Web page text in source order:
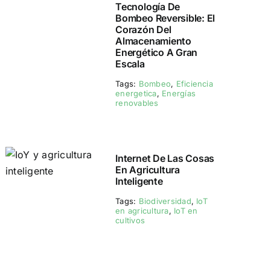
Tecnología De
Bombeo Reversible: El
Corazón Del
Almacenamiento
Energético A Gran
Escala
Tags: Bombeo, Eficiencia
energetica, Energías
renovables
Internet De Las Cosas
En Agricultura
Inteligente
Tags: Biodiversidad, IoT
en agricultura, IoT en
cultivos